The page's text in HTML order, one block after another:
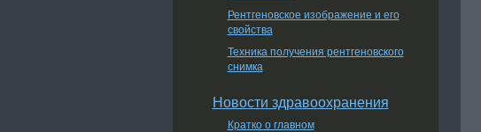
Рентгеновское изображение и его
свойства
Техника получения рентгеновского
снимка
Новости здравоохранения
Кратко о главном